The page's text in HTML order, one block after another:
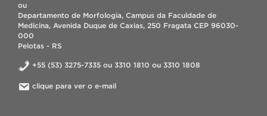
ou
Departamento de Morfologia, Campus da Faculdade de
Medicina, Avenida Duque de Caxias, 250 Fragata CEP 96030-
000
Pelotas - RS
+55 (53) 3275-7335 ou 3310 1810 ou 3310 1808
clique para ver o e-mail